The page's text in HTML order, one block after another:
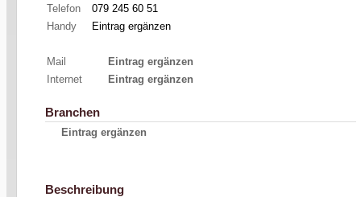
Telefon
079 245 60 51
Handy
Eintrag ergänzen
Mail
Eintrag ergänzen
Internet
Eintrag ergänzen
Branchen
Eintrag ergänzen
Beschreibung